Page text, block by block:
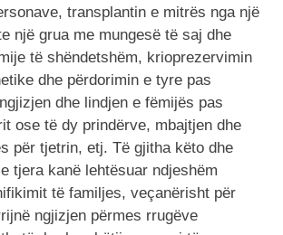
transplantin e mitrës nga një
një grua me mungesë të saj dhe
të shëndetshëm, krioprezervimin
dhe përdorimin e tyre pas
dhe lindjen e fëmijës pas
ose të dy prindërve, mbajtjen dhe
për tjetrin, etj. Të gjitha këto dhe
tjera kanë lehtësuar ndjeshëm
të familjes, veçanërisht për
ngjizjen përmes rrugëve